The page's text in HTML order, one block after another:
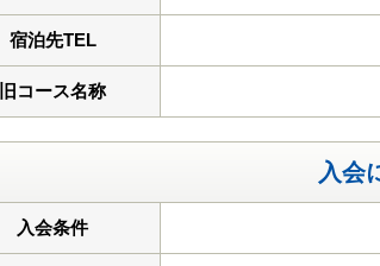
宿泊先TEL
旧コース名称
入会
入会条件